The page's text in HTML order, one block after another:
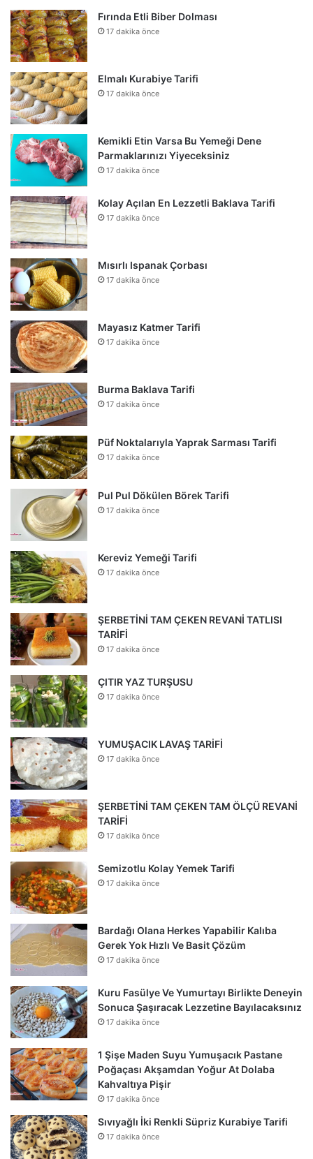
Fırında Etli Biber Dolması
17 dakika önce
Elmalı Kurabiye Tarifi
17 dakika önce
Kemikli Etin Varsa Bu Yemeği Dene
Parmaklarınızı Yiyeceksiniz
17 dakika önce
Kolay Açılan En Lezzetli Baklava Tarifi
17 dakika önce
Mısırlı Ispanak Çorbası
17 dakika önce
Mayasız Katmer Tarifi
17 dakika önce
Burma Baklava Tarifi
17 dakika önce
Püf Noktalarıyla Yaprak Sarması Tarifi
17 dakika önce
Pul Pul Dökülen Börek Tarifi
17 dakika önce
Kereviz Yemeği Tarifi
17 dakika önce
ŞERBETİNİ TAM ÇEKEN REVANİ TATLISI
TARİFİ
17 dakika önce
ÇITIR YAZ TURŞUSU
17 dakika önce
YUMUŞACIK LAVAŞ TARİFİ
17 dakika önce
ŞERBETİNİ TAM ÇEKEN TAM ÖLÇÜ REVANİ
TARİFİ
17 dakika önce
Semizotlu Kolay Yemek Tarifi
17 dakika önce
Bardağı Olana Herkes Yapabilir Kalıba
Gerek Yok Hızlı Ve Basit Çözüm
17 dakika önce
Kuru Fasülye Ve Yumurtayı Birlikte Deneyin
Sonuca Şaşıracak Lezzetine Bayılacaksınız
17 dakika önce
1 Şişe Maden Suyu Yumuşacık Pastane
Poğaçası Akşamdan Yoğur At Dolaba
Kahvaltıya Pişir
17 dakika önce
Sıvıyağlı İki Renkli Süpriz Kurabiye Tarifi
17 dakika önce